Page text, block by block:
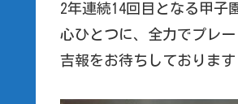
2年連続14回目となる甲子
心ひとつに、全力でプレー
吉報をお待ちしておりま